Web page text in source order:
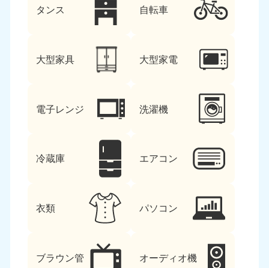
タンス 自転車
大型家具 大型家電
電子レンジ 洗濯機
冷蔵庫 エアコン
衣類 パソコン
ブラウン管 オーディオ機